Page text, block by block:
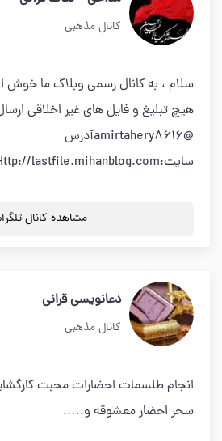
کانال مذهبی
سلام ، به کانال رسمی وبلاگ ما خوش
هیچ تبلیغ و فایل های غیر اخلاقی
@amirtahery8616آدرس
سایت:Http://lastfile.mihanblog.com
مشاهده کانال
دعانویسی قرانی
کانال مذهبی
انجام طلسمات احضارات محبت
سحر احضار معشوقه و…..